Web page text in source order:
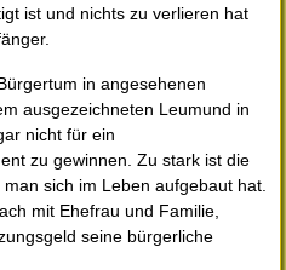
ist und nichts zu verlieren hat
in angesehenen
ausgezeichneten Leumund in
nicht für ein
zu gewinnen. Zu stark ist die
sich im Leben aufgebaut hat.
mit Ehefrau und Familie,
seine bürgerliche